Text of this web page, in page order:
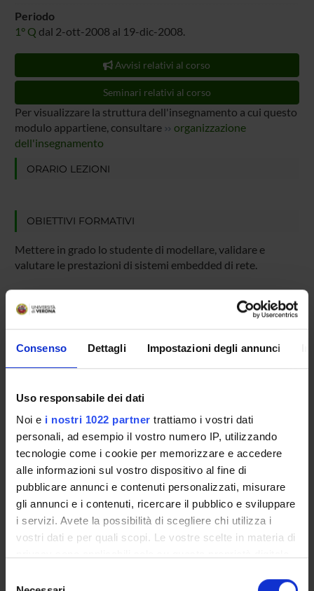
Consenso Dettagli Impostazioni degli annunci
Uso responsabile dei dati
Noi e i nostri 1022 partner trattiamo i vostri dati
personali, ad esempio il vostro numero IP, utilizzando
tecnologie come i cookie per memorizzare e accedere
alle informazioni sul vostro dispositivo al fine di
pubblicare annunci e contenuti personalizzati, misurare
gli annunci e i contenuti, ricercare il pubblico e sviluppare
i servizi. Avete la possibilità di scegliere chi utilizza i
vostri dati e per quali scopi. Le vostre scelte in materia di
modificare o revocare il proprio consenso in qualsiasi
Periodo
1° Q dal 2-ott-2008 al 19-dic-2008.
Avvisi relativi al corso
Seminari relativi al corso
Per visualizzare la struttura dell'insegnamento a cui questo
modulo appartiene, consultare
organizzazione
dell'insegnamento
ORARIO LEZIONI
OBIETTIVI FORMATIVI
Mettere in grado lo studente di modellare, validare e
valutare le prestazioni di sistemi embedded di rete.
PROGRAMMA
o Modellazione/simulazione in SystemC
o Modellazione di una rete in NS2
o Cosimulazione HSN per apllicazione VOIP
o Modellazione simulazione di un terminale mobile
Le attività pratiche vengono svolte utilizzando le
attrezzature hardware e software presenti nel laboratorio
ESD (Electronic Systems Design) del Dipartimento.
Durante il corso saranno effettuate presentazioni da parte
di aziende del settore della progettazione di sistemi
embedded di rete.